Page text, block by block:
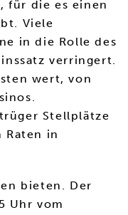
für die es einen
Viele
in die Rolle des
verringert.
wert, von
Stellplätze
Raten in
bieten. Der
Uhr vom